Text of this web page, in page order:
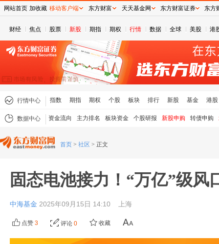
财经 焦点 股票 新股 期指 期权 行情 数据 全球 美股 港
行情中心 指数 期指 期权 个股 板块 排行 新股 基金 港股
数据中心 资金流向 主力排名 板块资金 个股研报 新股申购 转债申购
首页 > 社区 > 正文
固态电池接力！“万亿”级风
中海基金 2025年09月15日 14:10 上海
点赞 3 评论 0 收藏
网站首页 加收藏 移动客户端 东方财富 天天基金网 东方财富证券 东方